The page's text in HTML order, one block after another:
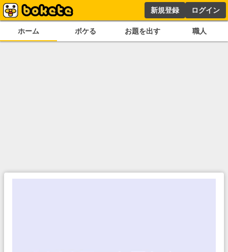
新規登録 ログイン
ホーム ボケる お題を出す 職人